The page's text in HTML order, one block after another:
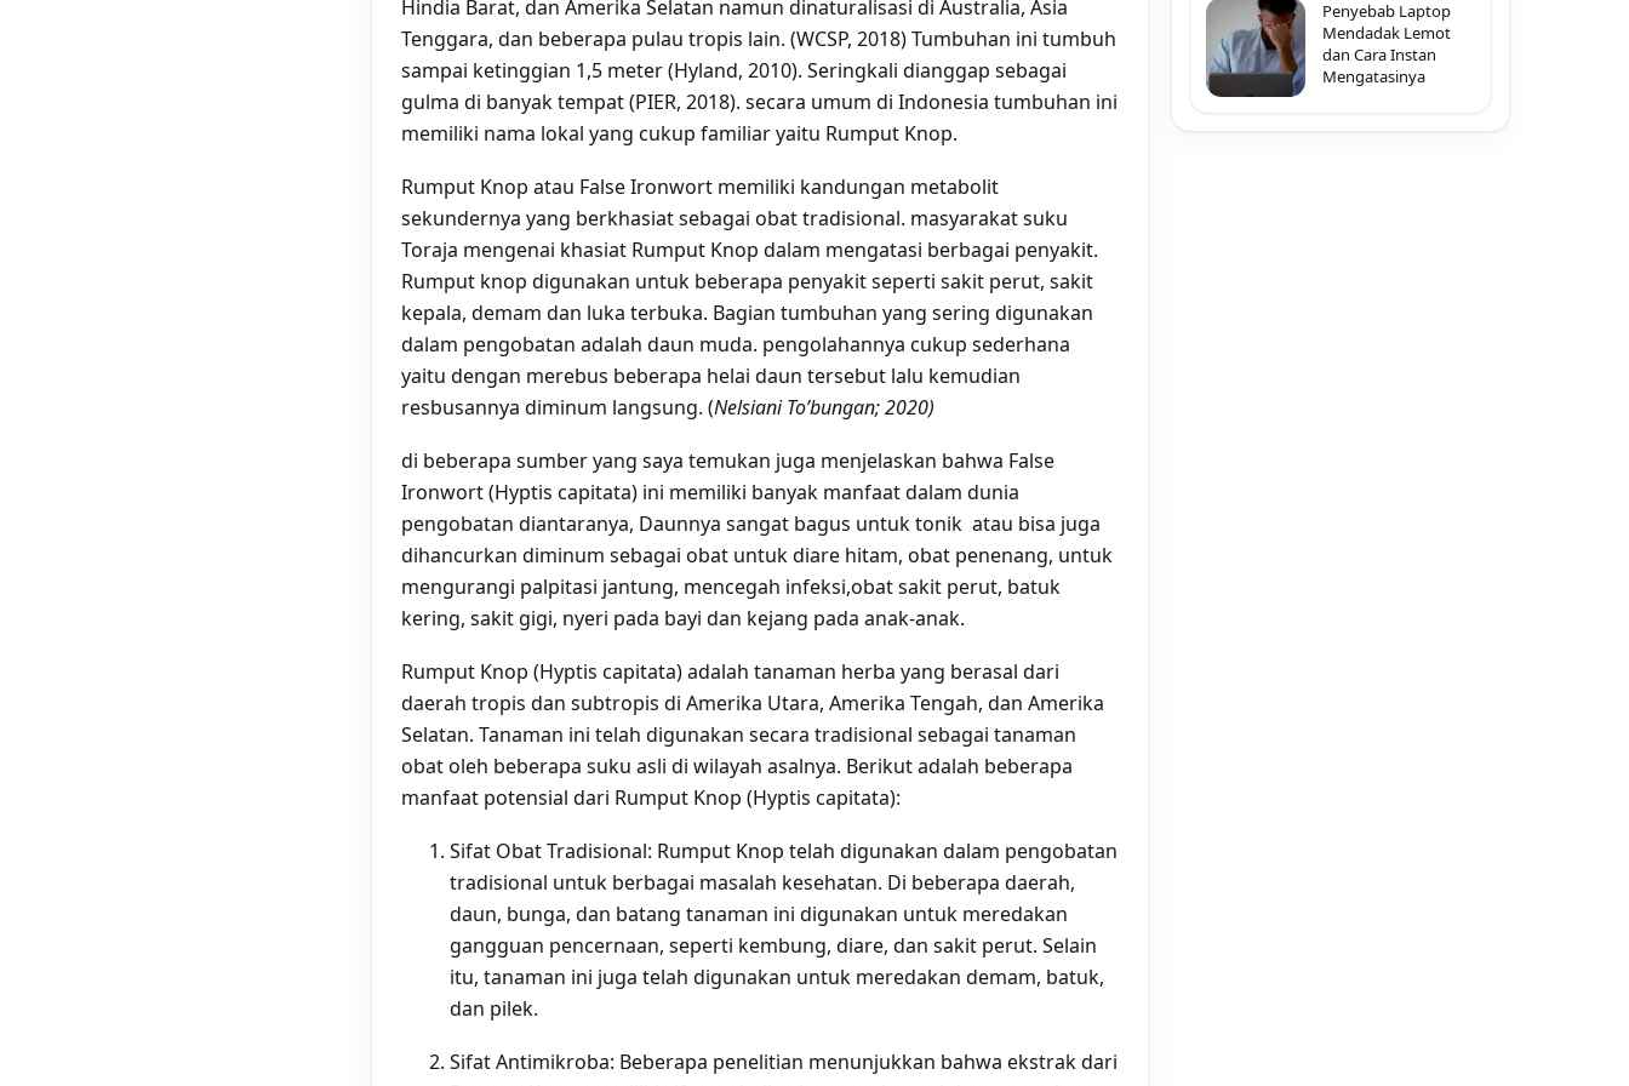
Hindia Barat, dan Amerika Selatan namun dinaturalisasi di Australia, Asia
Tenggara, dan beberapa pulau tropis lain. (WCSP, 2018) Tumbuhan ini tumbuh
sampai ketinggian 1,5 meter (Hyland, 2010). Seringkali dianggap sebagai
gulma di banyak tempat (PIER, 2018). secara umum di Indonesia tumbuhan ini
memiliki nama lokal yang cukup familiar yaitu Rumput Knop.
Rumput Knop atau False Ironwort memiliki kandungan metabolit
sekundernya yang berkhasiat sebagai obat tradisional. masyarakat suku
Toraja mengenai khasiat Rumput Knop dalam mengatasi berbagai penyakit.
Rumput knop digunakan untuk beberapa penyakit seperti sakit perut, sakit
kepala, demam dan luka terbuka. Bagian tumbuhan yang sering digunakan
dalam pengobatan adalah daun muda. pengolahannya cukup sederhana
yaitu dengan merebus beberapa helai daun tersebut lalu kemudian
resbusannya diminum langsung. (Nelsiani To’bungan; 2020)
di beberapa sumber yang saya temukan juga menjelaskan bahwa False
Ironwort (Hyptis capitata) ini memiliki banyak manfaat dalam dunia
pengobatan diantaranya, Daunnya sangat bagus untuk tonik atau bisa juga
dihancurkan diminum sebagai obat untuk diare hitam, obat penenang, untuk
mengurangi palpitasi jantung, mencegah infeksi,obat sakit perut, batuk
kering, sakit gigi, nyeri pada bayi dan kejang pada anak-anak.
Rumput Knop (Hyptis capitata) adalah tanaman herba yang berasal dari
daerah tropis dan subtropis di Amerika Utara, Amerika Tengah, dan Amerika
Selatan. Tanaman ini telah digunakan secara tradisional sebagai tanaman
obat oleh beberapa suku asli di wilayah asalnya. Berikut adalah beberapa
manfaat potensial dari Rumput Knop (Hyptis capitata):
Sifat Obat Tradisional: Rumput Knop telah digunakan dalam pengobatan
tradisional untuk berbagai masalah kesehatan. Di beberapa daerah,
daun, bunga, dan batang tanaman ini digunakan untuk meredakan
gangguan pencernaan, seperti kembung, diare, dan sakit perut. Selain
itu, tanaman ini juga telah digunakan untuk meredakan demam, batuk,
dan pilek.
Sifat Antimikroba: Beberapa penelitian menunjukkan bahwa ekstrak dari
Penyebab Laptop
Mendadak Lemot
dan Cara Instan
Mengatasinya